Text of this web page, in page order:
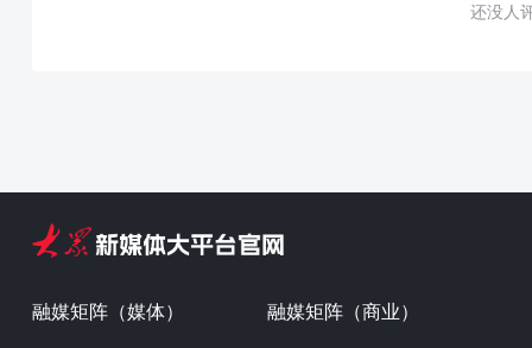
还没人
融媒矩阵（媒体） 融媒矩阵（商业）